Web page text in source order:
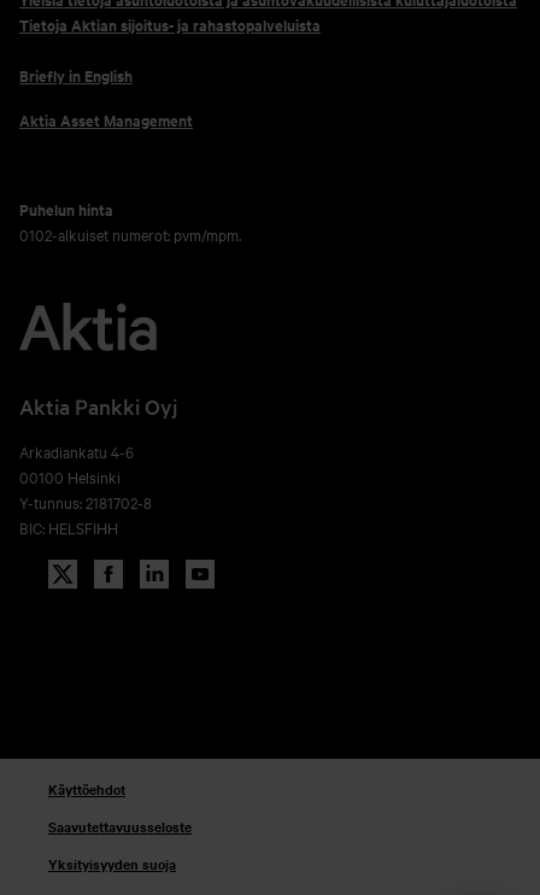
Tietoja Aktian sijoitus- ja rahastopalveluista
Briefly in English
Aktia Asset Management
Puhelun hinta
0102-alkuiset numerot: pvm/mpm.
Aktia Pankki Oyj
Arkadiankatu 4-6
00100 Helsinki
Y-tunnus: 2181702-8
BIC: HELSFIHH
Käyttöehdot
Saavutettavuusseloste
Yksityisyyden suoja